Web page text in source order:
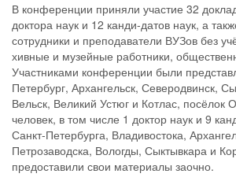
В конференции приняли участие 32
доктора наук и 12 канди-датов наук, а
сотрудники и преподаватели ВУЗов без
хивные и музейные работники,
Участниками конференции были
Петербург, Архангельск, Северодвинск,
Вельск, Великий Устюг и Котлас, посёлок
человек, в том числе 1 доктор наук и 9
Санкт-Петербурга, Владивостока,
Петрозаводска, Вологды, Сыктывкара и
предоставили свои материалы заочно.